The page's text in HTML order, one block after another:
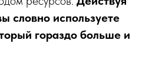
словно используете
гораздо больше и